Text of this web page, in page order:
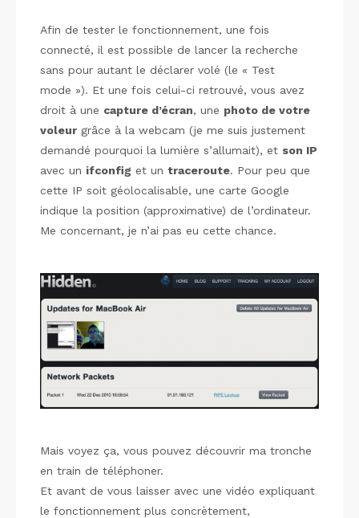
Afin de tester le fonctionnement, une fois
connecté, il est possible de lancer la recherche
sans pour autant le déclarer volé (le « Test
mode »). Et une fois celui-ci retrouvé, vous avez
droit à une capture d’écran, une photo de votre
voleur grâce à la webcam (je me suis justement
demandé pourquoi la lumière s’allumait), et son IP
avec un ifconfig et un traceroute. Pour peu que
cette IP soit géolocalisable, une carte Google
indique la position (approximative) de l’ordinateur.
Me concernant, je n’ai pas eu cette chance.
Mais voyez ça, vous pouvez découvrir ma tronche
en train de téléphoner.
Et avant de vous laisser avec une vidéo expliquant
le fonctionnement plus concrètement,